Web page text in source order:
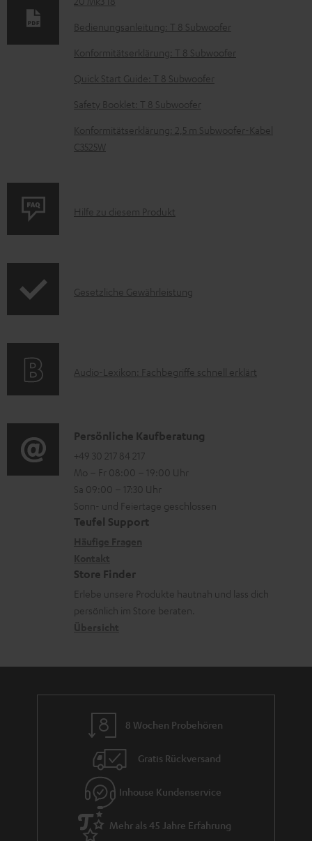
t
e
z
u
H
r
e
Bedienungsanleitung: T 8 Subwoofer
Konformitätserklärung: T 8 Subwoofer
Quick Start Guide: T 8 Subwoofer
Safety Booklet: T 8 Subwoofer
Konformitätserklärung: 2,5 m Subwoofer-Kabel
C3525W
P
u
A
Hilfe zu diesem Produkt
I
r
t
i
o
n
e
u
r
r
a
Gesetzliche Gewährleistung
A
i
o
-
L
e
k
o
Audio-Lexikon: Fachbegriffe schnell erklärt
K
o
n
t
a
d
a
n
Persönliche Kaufberatung
+49 30 217 84 217
Mo – Fr 08:00 – 19:00 Uhr
Sa 09:00 – 17:30 Uhr
Sonn- und Feiertage geschlossen
Teufel Support
Store Finder
Erlebe unsere Produkte hautnah und lass dich
persönlich im Store beraten.
8 Wochen Probehören
Gratis Rückversand
Inhouse Kundenservice
Mehr als 45 Jahre Erfahrung